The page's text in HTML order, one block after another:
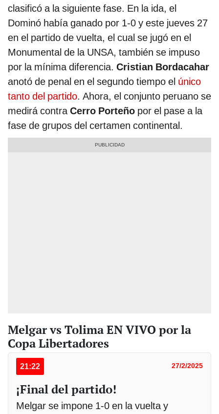
clasificó a la siguiente fase. En la ida, el
Dominó había ganado por 1-0 y este jueves 27
en el partido de vuelta, el cual se jugó en el
Monumental de la UNSA, también se impuso
por la mínima diferencia. Cristian Bordacahar
anotó de penal en el segundo tiempo el único
tanto del partido. Ahora, el conjunto peruano se
medirá contra Cerro Porteño por el pase a la
fase de grupos del certamen continental.
Melgar vs Tolima EN VIVO por la
Copa Libertadores
21:22 27/2/2025
¡Final del partido!
Melgar se impone 1-0 en la vuelta y